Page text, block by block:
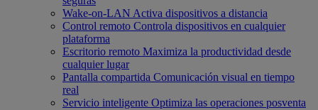
Wake-on-LAN Activa dispositivos a distancia
Control remoto Controla dispositivos en cualquier
plataforma
Escritorio remoto Maximiza la productividad desde
cualquier lugar
Pantalla compartida Comunicación visual en tiempo
real
Servicio inteligente Optimiza las operaciones posventa